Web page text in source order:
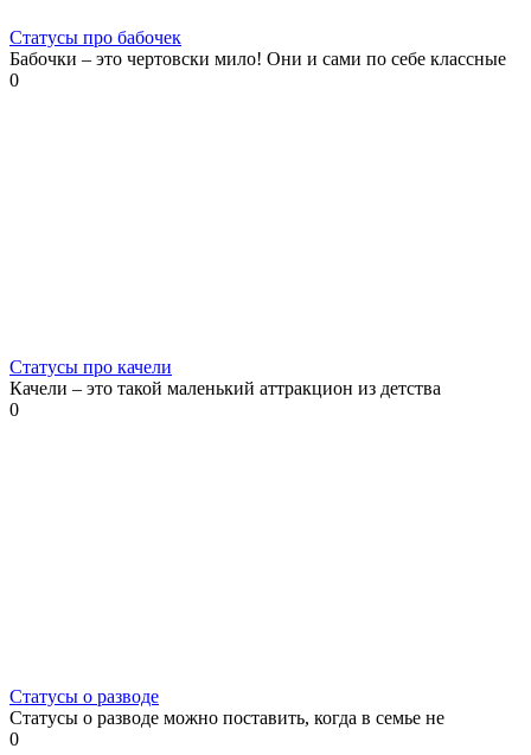
Статусы про бабочек
Бабочки – это чертовски мило! Они и сами по себе классные
0
Статусы про качели
Качели – это такой маленький аттракцион из детства
0
Статусы о разводе
Статусы о разводе можно поставить, когда в семье не
0